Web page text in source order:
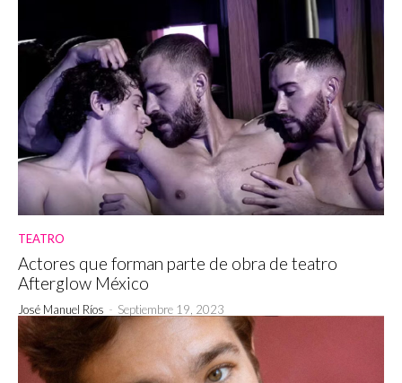
TEATRO
Actores que forman parte de obra de teatro
Afterglow México
José Manuel Ríos - Septiembre 19, 2023